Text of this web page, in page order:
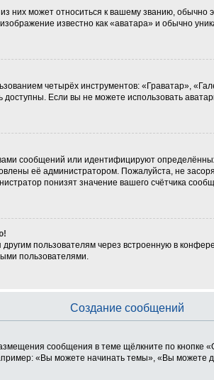
них может относиться к вашему званию, обычно
известно как «аватара» и обычно
четырёх инструментов: «Граватар»,
доступны. Если вы не можете использовать
сообщений или идентифицируют
её администратором. Пожалуйста, не
понизят значение вашего счётчика
пользователям через встроенную в
пользователями.
Создание сообщений
сообщения в теме щёлкните по кнопке
«Вы можете начинать темы», «Вы можете